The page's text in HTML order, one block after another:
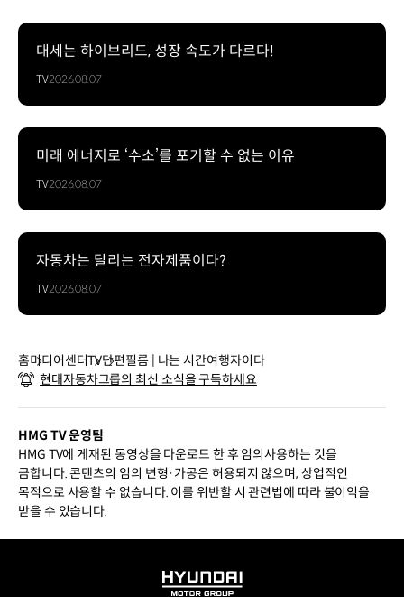
대세는 하이브리드, 성장 속도가 다르다!
TV2026.08.07
미래 에너지로 ‘수소’를 포기할 수 없는 이유
TV2026.08.07
자동차는 달리는 전자제품이다?
TV2026.08.07
홈미디어센터TV
단편필름 | 나는 시간여행자이다
현대자동차그룹의 최신 소식을 구독하세요
HMG TV 운영팀
HMG TV에 게재된 동영상을 다운로드 한 후 임의사용하는 것을
금합니다. 콘텐츠의 임의 변형·가공은 허용되지 않으며, 상업적인
목적으로 사용할 수 없습니다. 이를 위반할 시 관련법에 따라 불이익을
받을 수 있습니다.
HYUNDAI